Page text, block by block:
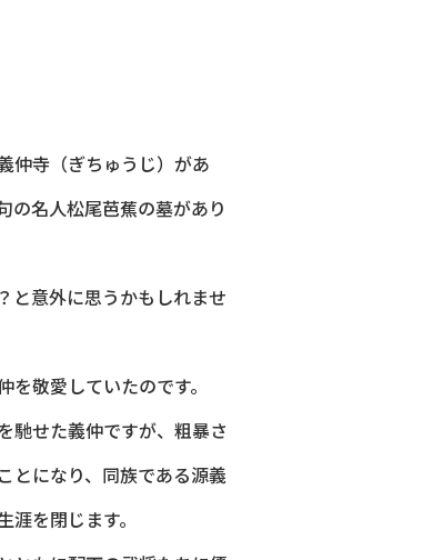
仲寺（ぎちゅうじ）があ
の名人松尾芭蕉の墓があり
と意外に思うかもしれませ
敬愛していたのです。
馳せた義仲ですが、粗暴さ
とになり、同族である源義
を閉じます。